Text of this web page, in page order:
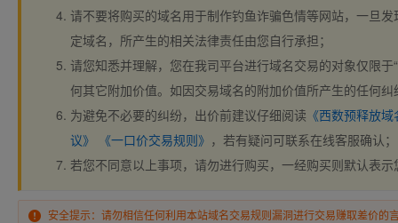
请不要将购买的域名用于制作钓鱼诈骗色情等网站，一旦
定域名，所产生的相关法律责任由您自行承担；
请您知悉并理解，您在我司平台进行域名交易的对象仅限于
何其它附加价值。如因交易域名的附加价值所产生的任何
为避免不必要的纠纷，出价前建议仔细阅读 《西数预释放
议》
《一口价交易规则》 ，若有疑问可联系在线客服确认；
若您不同意以上事项，请勿进行购买，一经购买则默认表
安全提示：请勿相信任何利用本站域名交易规则漏洞进行交易赚取差价的